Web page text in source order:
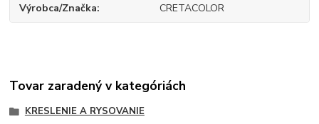
Výrobca/Značka CRETACOLOR
Tovar zaradený v kategóriách
KRESLENIE A RYSOVANIE